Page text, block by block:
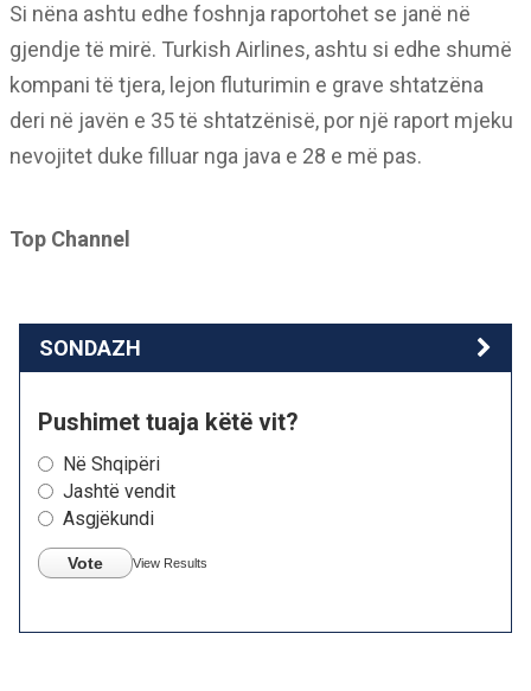
Si nëna ashtu edhe foshnja raportohet se janë në
gjendje të mirë. Turkish Airlines, ashtu si edhe shumë
kompani të tjera, lejon fluturimin e grave shtatzëna
deri në javën e 35 të shtatzënisë, por një raport mjeku
nevojitet duke filluar nga java e 28 e më pas.
Top Channel
SONDAZH
Pushimet tuaja këtë vit?
Në Shqipëri
Jashtë vendit
Asgjëkundi
Vote View Results